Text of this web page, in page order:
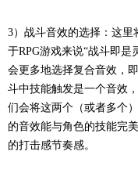
3） 战斗音效的选择：这里
于RPG游戏来说“战斗即是
会更多地选择复合音效，
斗中技能触发是一个音效
们会将这两个（或者多个
的音效能与角色的技能完
的打击感节奏感。